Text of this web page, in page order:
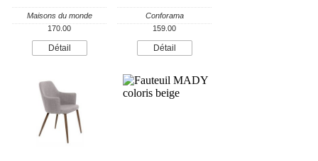
Maisons du monde
170.00
Détail
Conforama
159.00
Détail